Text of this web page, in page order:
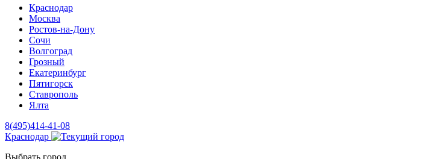
Краснодар
Москва
Ростов-на-Дону
Сочи
Волгоград
Грозный
Екатеринбург
Пятигорск
Ставрополь
Ялта
8(495)414-41-08
Краснодар
Выбрать город